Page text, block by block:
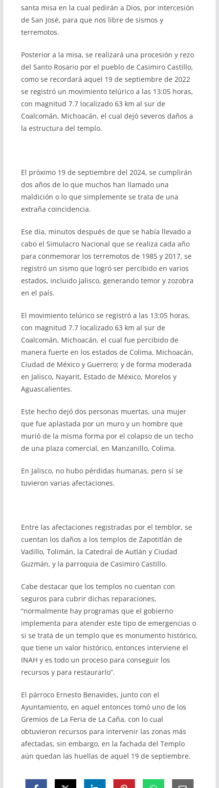
santa misa en la cual pedirán a Dios, por intercesión
de San José, para que nos libre de sismos y
terremotos.
Posterior a la misa, se realizará una procesión y rezo
del Santo Rosario por el pueblo de Casimiro Castillo,
como se recordará aquel 19 de septiembre de 2022
se registró un movimiento telúrico a las 13:05 horas,
con magnitud 7.7 localizado 63 km al sur de
Coalcomán, Michoacán, el cual dejó severos daños a
la estructura del templo.
El próximo 19 de septiembre del 2024, se cumplirán
dos años de lo que muchos han llamado una
maldición o lo que simplemente se trata de una
extraña coincidencia.
Ese día, minutos después de que se había llevado a
cabo el Simulacro Nacional que se realiza cada año
para conmemorar los terremotos de 1985 y 2017, se
registró un sismo que logró ser percibido en varios
estados, incluido Jalisco, generando temor y zozobra
en el país.
El movimiento telúrico se registró a las 13:05 horas,
con magnitud 7.7 localizado 63 km al sur de
Coalcomán, Michoacán, el cual fue percibido de
manera fuerte en los estados de Colima, Michoacán,
Ciudad de México y Guerrero; y de forma moderada
en Jalisco, Nayarit, Estado de México, Morelos y
Aguascalientes.
Este hecho dejó dos personas muertas, una mujer
que fue aplastada por un muro y un hombre que
murió de la misma forma por el colapso de un techo
de una plaza comercial, en Manzanillo, Colima.
En Jalisco, no hubo pérdidas humanas, pero sí se
tuvieron varias afectaciones.
Entre las afectaciones registradas por el temblor, se
cuentan los daños a los templos de Zapotitlán de
Vadillo, Tolimán, la Catedral de Autlán y Ciudad
Guzmán, y la parroquia de Casimiro Castillo.
Cabe destacar que los templos no cuentan con
seguros para cubrir dichas reparaciones,
“normalmente hay programas que el gobierno
implementa para atender este tipo de emergencias o
si se trata de un templo que es monumento histórico,
que tiene un valor histórico, entonces interviene el
INAH y es todo un proceso para conseguir los
recursos y para restaurarlo”.
El párroco Ernesto Benavides, junto con el
Ayuntamiento, en aquel entonces tomó uno de los
Gremios de La Feria de La Caña, con lo cual
obtuvieron recursos para intervenir las zonas más
afectadas, sin embargo, en la fachada del Templo
aún quedan las huellas de aquel 19 de septiembre.